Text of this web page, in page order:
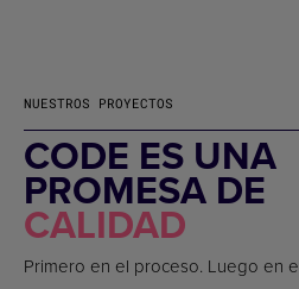
NUESTROS PROYECTOS
CODE ES UNA
PROMESA DE
CALIDAD
Primero en el proceso. Luego en